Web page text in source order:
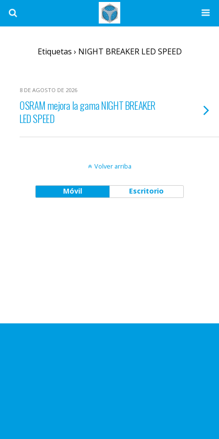
Etiquetas › NIGHT BREAKER LED SPEED
8 DE AGOSTO DE 2026
OSRAM mejora la gama NIGHT BREAKER
LED SPEED
Volver arriba
Móvil Escritorio